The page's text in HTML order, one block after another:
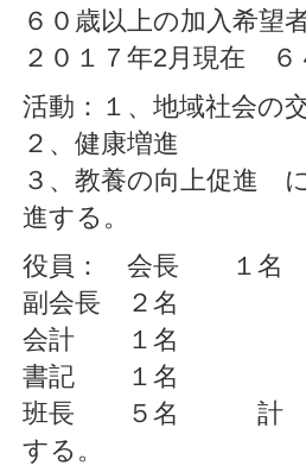
６０歳以上の加入希望
２０１７年2月現在 ６
活動：１、地域社会の
２、健康増進
３、教養の向上促進
進する。
役員： 会長 １名
副会長 ２名
会計 １名
書記 １名
班長 ５名 計 １
する。